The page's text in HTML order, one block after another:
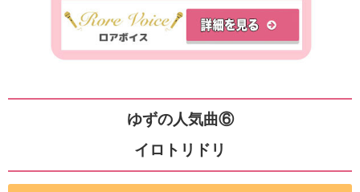
ゆずの人気曲⑥
イロトリドリ